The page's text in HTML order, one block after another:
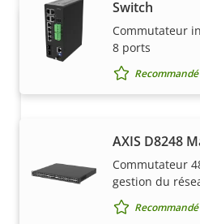
Switch
Commutateur
8 ports
AXIS D8248
Commutateur
gestion du
Vous voulez acheter
Axis ?
Trouvez des